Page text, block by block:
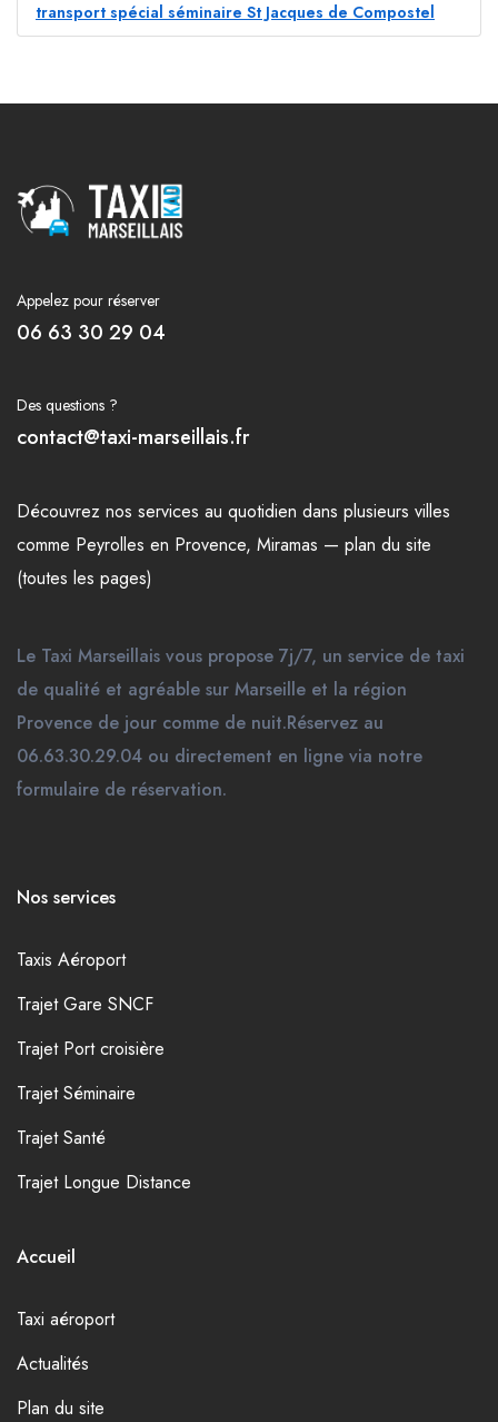
transport spécial séminaire St Jacques de Compostel
Appelez pour réserver
06 63 30 29 04
Des questions ?
contact@taxi-marseillais.fr
Découvrez nos services au quotidien dans plusieurs villes
comme Peyrolles en Provence, Miramas — plan du site
(toutes les pages)
Le Taxi Marseillais vous propose 7j/7, un service de taxi
de qualité et agréable sur Marseille et la région
Provence de jour comme de nuit.Réservez au
06.63.30.29.04 ou directement en ligne via notre
formulaire de réservation.
Nos services
Taxis Aéroport
Trajet Gare SNCF
Trajet Port croisière
Trajet Séminaire
Trajet Santé
Trajet Longue Distance
Accueil
Taxi aéroport
Actualités
Plan du site